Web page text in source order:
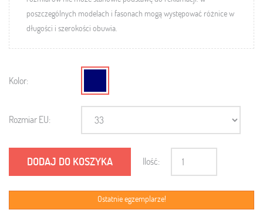
poszczególnych modelach i fasonach mogą występować różnice w
długości i szerokości obuwia.
Kolor:
Rozmiar EU:
DODAJ DO KOSZYKA Ilość:
Ostatnie egzemplarze!